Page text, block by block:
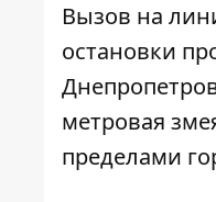
Вызов на
остановки
метровая
пределами